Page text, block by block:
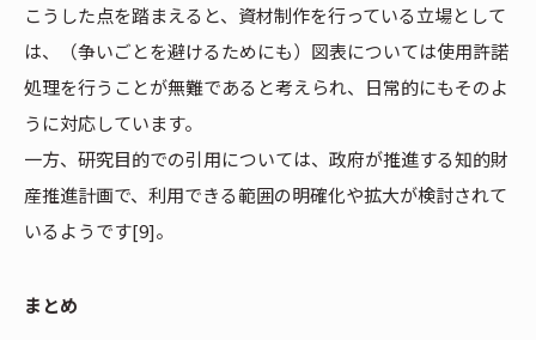
こうした点を踏まえると、資材制作を行っている立場として
は、（争いごとを避けるためにも）図表については使用許諾
処理を行うことが無難であると考えられ、日常的にもそのよ
うに対応しています。
一方、研究目的での引用については、政府が推進する知的財
産推進計画で、利用できる範囲の明確化や拡大が検討されて
いるようです[9]。
まとめ